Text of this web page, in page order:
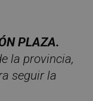
PLAZA.
la provincia,
seguir la